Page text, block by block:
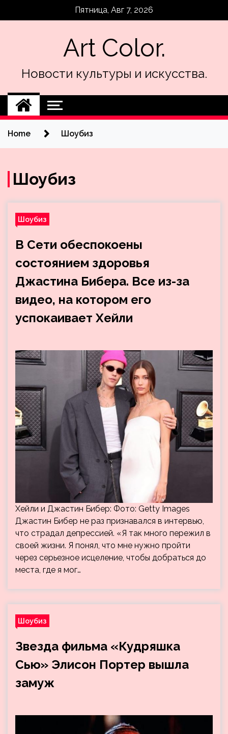
Пятница, Авг 7, 2026
Art Color.
Новости культуры и искусства.
Home Шоубиз
Шоубиз
Шоубиз
В Сети обеспокоены
состоянием здоровья
Джастина Бибера. Все из-за
видео, на котором его
успокаивает Хейли
Хейли и Джастин Бибер: Фото: Getty Images
Джастин Бибер не раз признавался в интервью,
что страдал депрессией. «Я так много пережил в
своей жизни. Я понял, что мне нужно пройти
через серьезное исцеление, чтобы добраться до
места, где я мог…
Шоубиз
Звезда фильма «Кудряшка
Сью» Элисон Портер вышла
замуж